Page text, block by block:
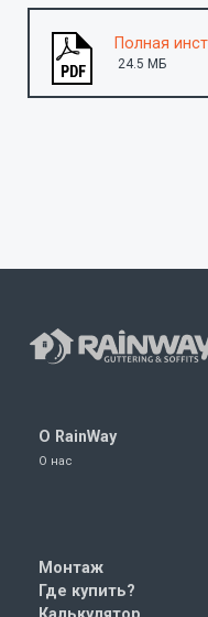
Полная
24.5 MБ
О RainWay
О нас
Монтаж
Где купить?